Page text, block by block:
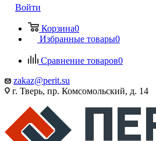
Войти
Корзина0
Избранные товары0
Сравнение товаров0
zakaz@perit.su
г. Тверь, пр. Комсомольский, д. 14